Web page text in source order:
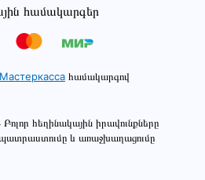
համակարգեր
Мастеркасса համակարգով
հեղինակային իրավունքները
և առաջխաղացումը